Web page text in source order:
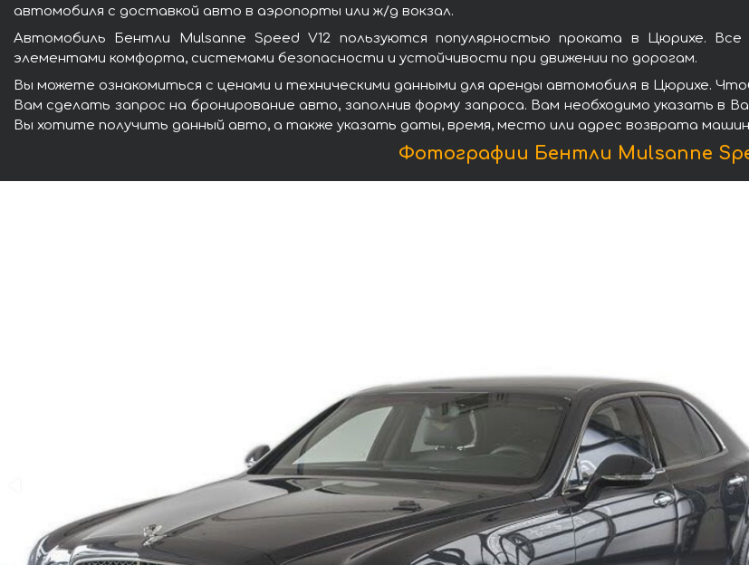
автомобиля с доставкой авто в аэропорты или ж/д вокзал.
Автомобиль Бентли Mulsanne Speed V12 пользуются популярностью проката в Цюрихе.
элементами комфорта, системами безопасности и устойчивости при движении по дорогам.
Вы можете ознакомиться с ценами и техническими данными для аренды автомобиля в Цюрихе.
Вам сделать запрос на бронирование авто, заполнив форму запроса. Вам необходимо указать в
Вы хотите получить данный авто, а также указать даты, время, место или адрес возврата
Фотографии Бентли Mulsanne